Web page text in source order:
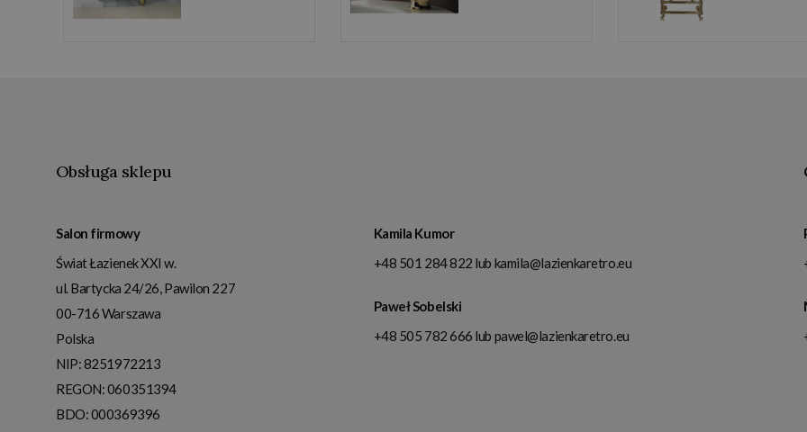
Obsługa sklepu
Salon firmowy
Świat Łazienek XXI w.
ul. Bartycka 24/26, Pawilon 227
00-716Warszawa
Polska
NIP:8251972213
REGON: 060351394
BDO: 000369396
Kamila Kumor
+48 501 284 822 lub kamila@lazienkaretro.eu
Paweł Sobelski
+48 505 782 666 lub pawel@lazienkaretro.eu